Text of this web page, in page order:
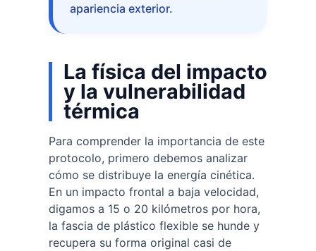
apariencia exterior.
La física del impacto
y la vulnerabilidad
térmica
Para comprender la importancia de este
protocolo, primero debemos analizar
cómo se distribuye la energía cinética.
En un impacto frontal a baja velocidad,
digamos a 15 o 20 kilómetros por hora,
la fascia de plástico flexible se hunde y
recupera su forma original casi de